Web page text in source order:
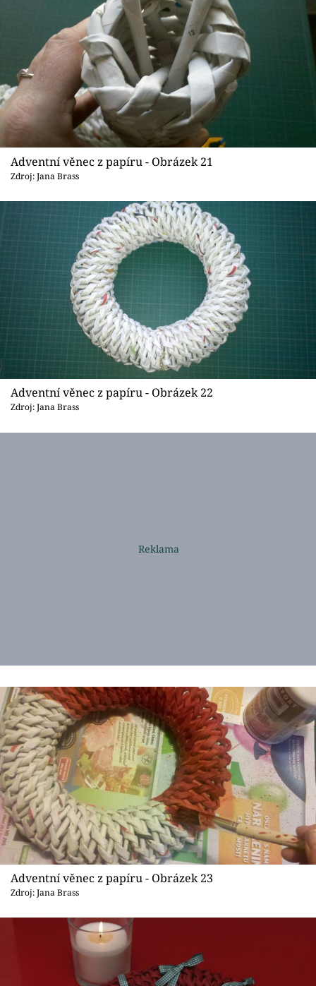
Adventní věnec z papíru - Obrázek 21
Zdroj: Jana Brass
Adventní věnec z papíru - Obrázek 22
Zdroj: Jana Brass
Adventní věnec z papíru - Obrázek 23
Zdroj: Jana Brass